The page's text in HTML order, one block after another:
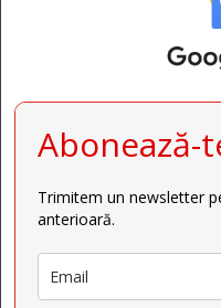
Abonează-
Trimitem un newsletter
anterioară.